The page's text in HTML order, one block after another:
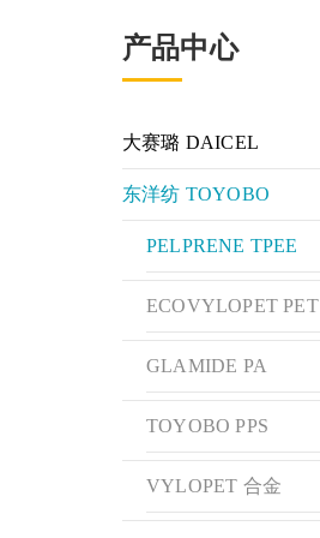
产品中心
大赛璐 DAICEL
东洋纺 TOYOBO
PELPRENE TPEE
ECOVYLOPET PET
GLAMIDE PA
TOYOBO PPS
VYLOPET 合金